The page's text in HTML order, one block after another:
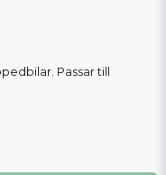
Passar till